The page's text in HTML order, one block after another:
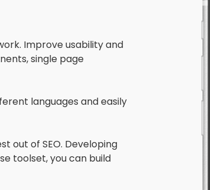
Improve usability and
single page
languages and easily
out of SEO. Developing
toolset, you can build